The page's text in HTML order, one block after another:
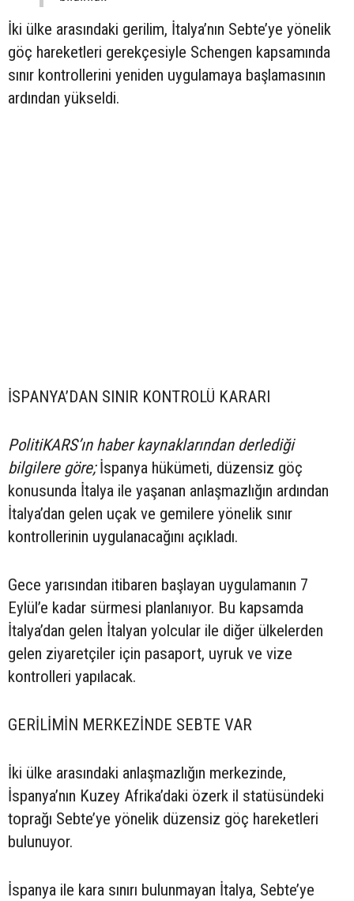
İki ülke arasındaki gerilim, İtalya’nın Sebte’ye yönelik
göç hareketleri gerekçesiyle Schengen kapsamında
sınır kontrollerini yeniden uygulamaya başlamasının
ardından yükseldi.
İSPANYA’DAN SINIR KONTROLÜ KARARI
PolitiKARS’ın haber kaynaklarından derlediği
bilgilere göre;İspanya hükümeti, düzensiz göç
konusunda İtalya ile yaşanan anlaşmazlığın ardından
İtalya’dan gelen uçak ve gemilere yönelik sınır
kontrollerinin uygulanacağını açıkladı.
Gece yarısından itibaren başlayan uygulamanın 7
Eylül’e kadar sürmesi planlanıyor. Bu kapsamda
İtalya’dan gelen İtalyan yolcular ile diğer ülkelerden
gelen ziyaretçiler için pasaport, uyruk ve vize
kontrolleri yapılacak.
GERİLİMİN MERKEZİNDE SEBTE VAR
İki ülke arasındaki anlaşmazlığın merkezinde,
İspanya’nın Kuzey Afrika’daki özerk il statüsündeki
toprağı Sebte’ye yönelik düzensiz göç hareketleri
bulunuyor.
İspanya ile kara sınırı bulunmayan İtalya, Sebte’ye